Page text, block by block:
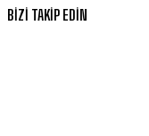
BİZİ TAKİP EDİN